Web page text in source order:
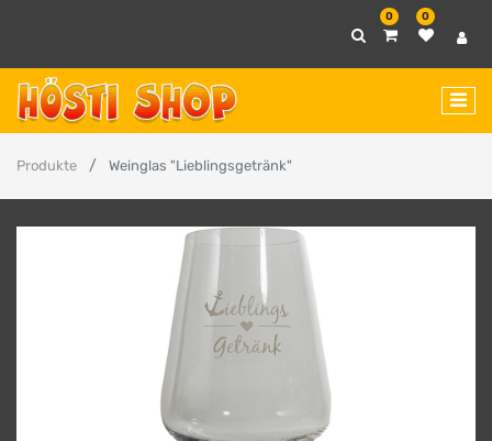
0 0
Produkte Weinglas "Lieblingsgetränk"